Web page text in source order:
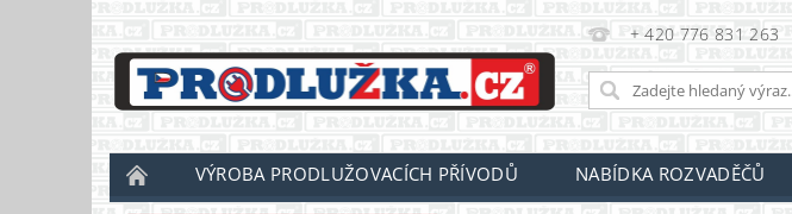
+ 420 776 831 263
VÝROBA PRODLUŽOVACÍCH PŘÍVODŮ NABÍDKA ROZVADĚČŮ